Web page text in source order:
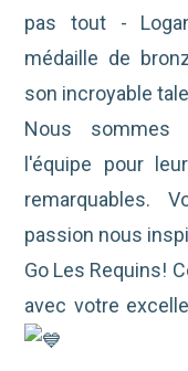
pas tout -
médaille de
son incroyable
Nous sommes
l'équipe pour
remarquables.
passion nous
Go Les Requins!
avec votre